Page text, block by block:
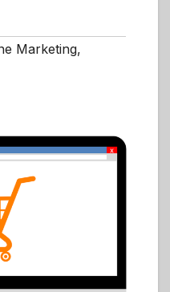
Marketing,